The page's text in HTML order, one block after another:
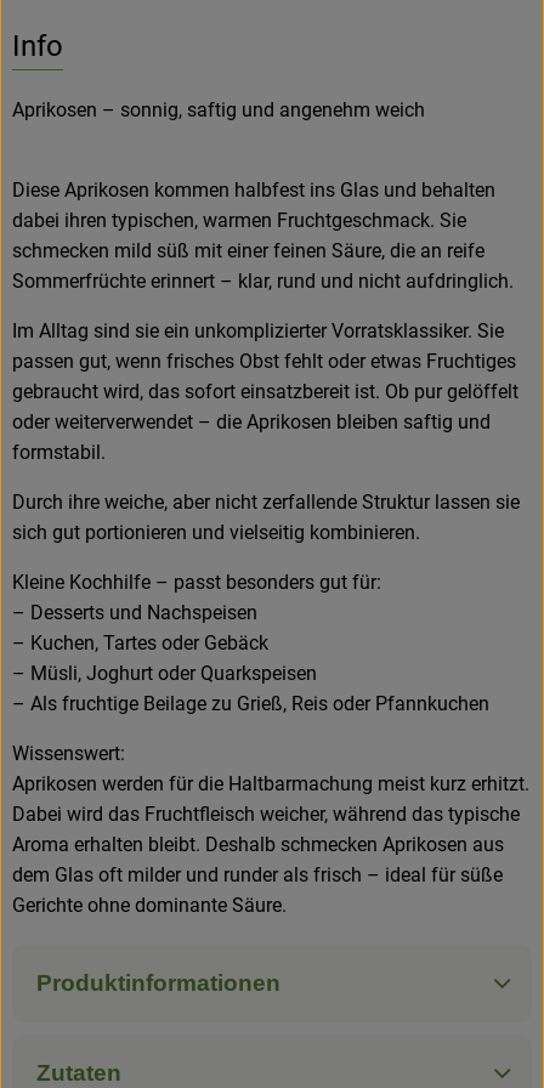
Hofladen
Info
Aprikosen – sonnig, saftig und angenehm weich
Diese Aprikosen kommen halbfest ins Glas und behalten
dabei ihren typischen, warmen Fruchtgeschmack. Sie
schmecken mild süß mit einer feinen Säure, die an reife
Sommerfrüchte erinnert – klar, rund und nicht aufdringlich.
Im Alltag sind sie ein unkomplizierter Vorratsklassiker. Sie
passen gut, wenn frisches Obst fehlt oder etwas Fruchtiges
gebraucht wird, das sofort einsatzbereit ist. Ob pur gelöffelt
oder weiterverwendet – die Aprikosen bleiben saftig und
formstabil.
Durch ihre weiche, aber nicht zerfallende Struktur lassen sie
sich gut portionieren und vielseitig kombinieren.
Kleine Kochhilfe – passt besonders gut für:
– Desserts und Nachspeisen
– Kuchen, Tartes oder Gebäck
– Müsli, Joghurt oder Quarkspeisen
– Als fruchtige Beilage zu Grieß, Reis oder Pfannkuchen
Wissenswert:
Aprikosen werden für die Haltbarmachung meist kurz erhitzt.
Dabei wird das Fruchtfleisch weicher, während das typische
Aroma erhalten bleibt. Deshalb schmecken Aprikosen aus
dem Glas oft milder und runder als frisch – ideal für süße
Gerichte ohne dominante Säure.
Produktinformationen
Zutaten